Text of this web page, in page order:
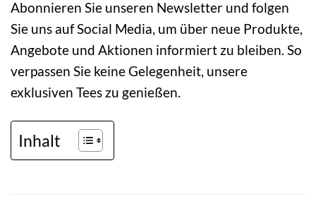
Abonnieren Sie unseren Newsletter und folgen
Sie uns auf Social Media, um über neue Produkte,
Angebote und Aktionen informiert zu bleiben. So
verpassen Sie keine Gelegenheit, unsere
exklusiven Tees zu genießen.
Inhalt